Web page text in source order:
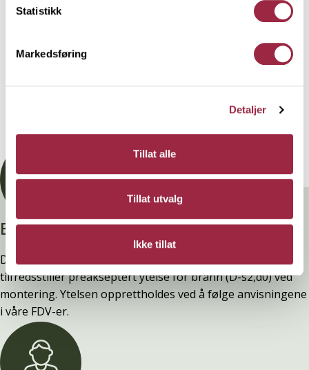
Statistikk
Markedsføring
Detaljer
Tillat alle
Tillat utvalg
Ikke tillat
Branntestet
Denne kledninger er testet, dokumentert, godkjent og
tilfredsstiller preakseptert ytelse for brann (D-s2,d0) ved
montering. Ytelsen opprettholdes ved å følge anvisningene
i våre FDV-er.